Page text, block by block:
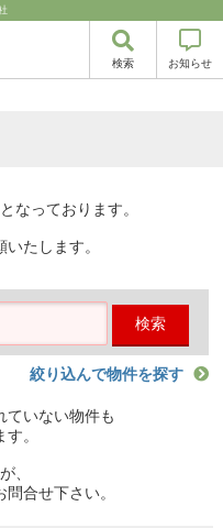
検索 お知らせ
なっております。
たします。
検索
絞り込んで物件を探す
ていない物件も
。
、
合せ下さい。